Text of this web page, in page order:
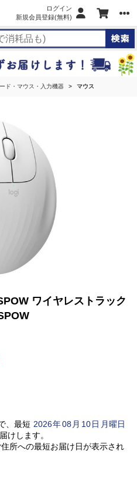
ログイン
新規会員登録(無料)
ド・マウス・入力機器 マウス
ワイヤレストラック
、最短 2026年08 月 10日月曜日
けします。
所への最短お届け日が表示され